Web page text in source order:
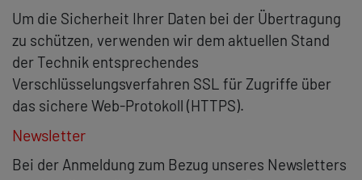
Um die Sicherheit Ihrer Daten bei der Übertragung
zu schützen, verwenden wir dem aktuellen Stand
der Technik entsprechendes
Verschlüsselungsverfahren SSL für Zugriffe über
das sichere Web-Protokoll (HTTPS).
Newsletter
Bei der Anmeldung zum Bezug unseres Newsletters